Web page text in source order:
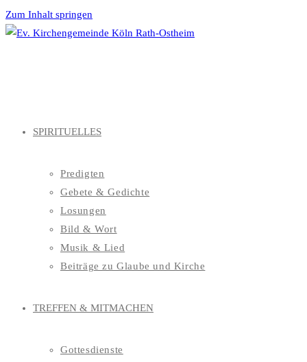
Zum Inhalt springen
SPIRITUELLES
Predigten
Gebete & Gedichte
Losungen
Bild & Wort
Musik & Lied
Beiträge zu Glaube und Kirche
TREFFEN & MITMACHEN
Gottesdienste